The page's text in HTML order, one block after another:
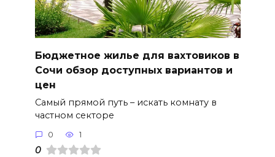
Бюджетное жилье для вахтовиков в
Сочи обзор доступных вариантов и
цен
Самый прямой путь – искать комнату в
частном секторе
0 1
0